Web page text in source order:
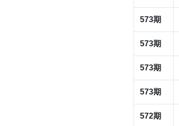
573期
573期
573期
573期
572期